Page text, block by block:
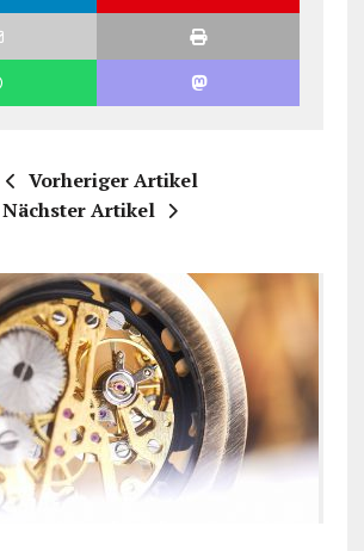
Vorheriger Artikel
Nächster Artikel